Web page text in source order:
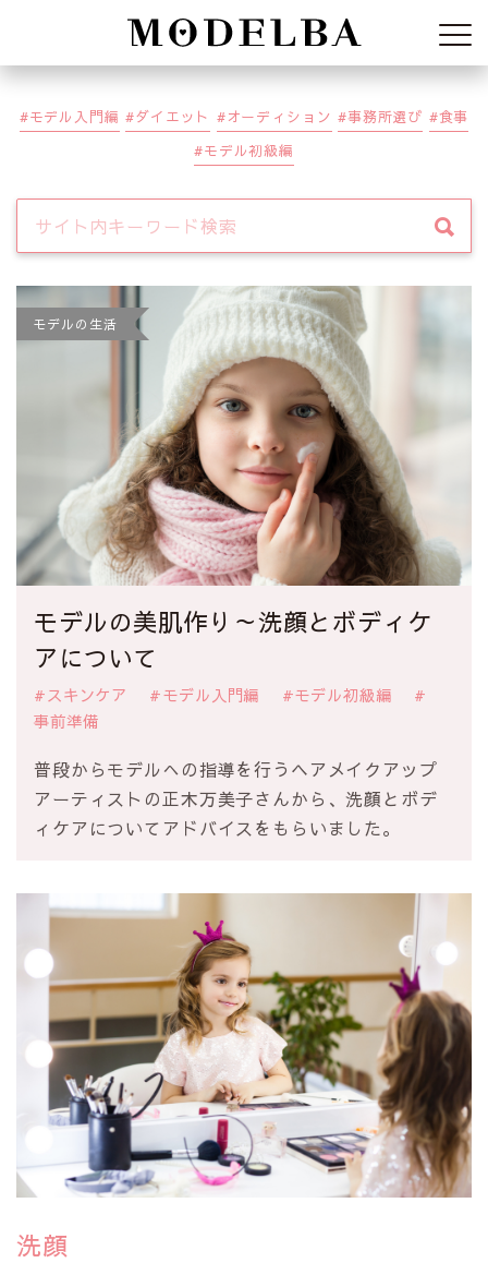
Modelba
モデル入門編 ダイエット オーディション 事務所選び
食事
モデル初級編
モデルの生活
モデルの美肌作り～洗顔とボディケ
アについて
#スキンケア #モデル入門編 #モデル初級編
#
事前準備
普段からモデルへの指導を行うヘアメイクアップ
アーティストの正木万美子さんから、洗顔とボデ
ィケアについてアドバイスをもらいました。
洗顔